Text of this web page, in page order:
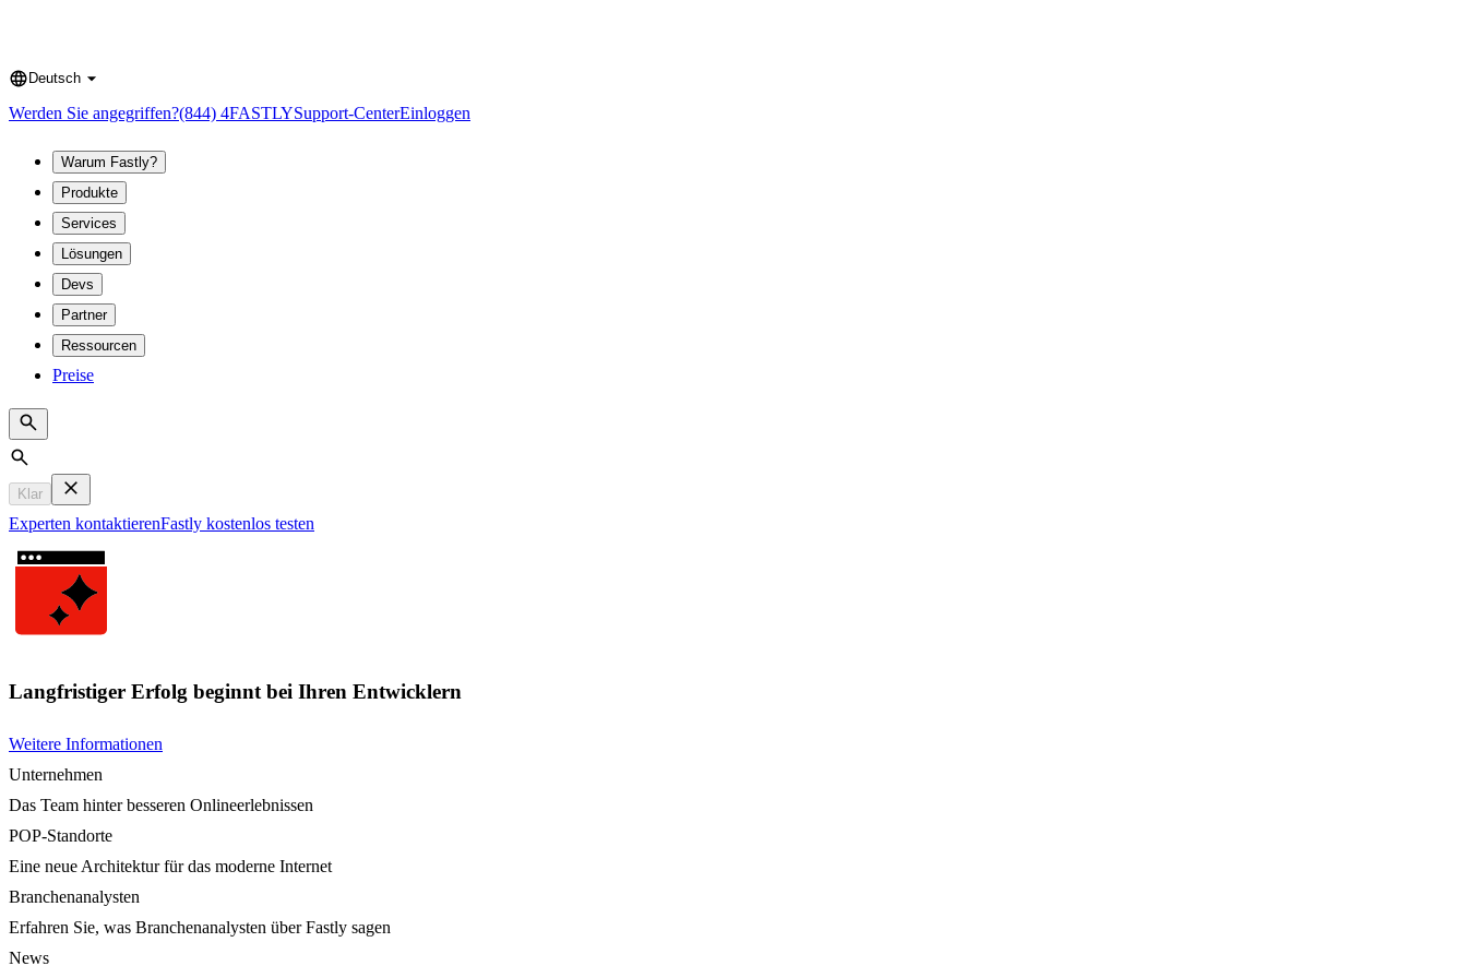
Language
Deutsch
Werden Sie angegriffen?(844) 4FASTLYSupport-CenterEinloggen
Warum Fastly?
Produkte
Services
Lösungen
Devs
Partner
Ressourcen
Preise
Search
Klar
Experten kontaktierenFastly kostenlos testen
Langfristiger Erfolg beginnt bei Ihren Entwicklern
Weitere Informationen
Unternehmen
Das Team hinter besseren Onlineerlebnissen
POP-Standorte
Eine neue Architektur für das moderne Internet
Branchenanalysten
Erfahren Sie, was Branchenanalysten über Fastly sagen
News